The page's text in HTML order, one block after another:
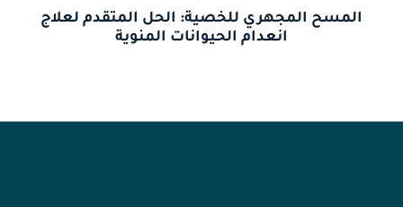
المسح المجهري للخصية: الحل المتقدم لعلاج
انعدام الحيوانات المنوية